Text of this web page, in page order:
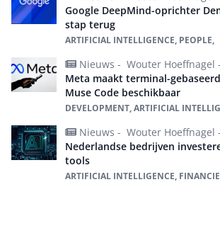
Google DeepMind-oprichter
stap terug
ARTIFICIAL INTELLIGENCE, PEOPLE,
Nieuws - Wouter Hoeffnagel -
Meta maakt terminal-
Muse Code beschikbaar
DEVELOPMENT, ARTIFICIAL
Nieuws - Wouter Hoeffnagel -
Nederlandse bedrijven
tools
ARTIFICIAL INTELLIGENCE,